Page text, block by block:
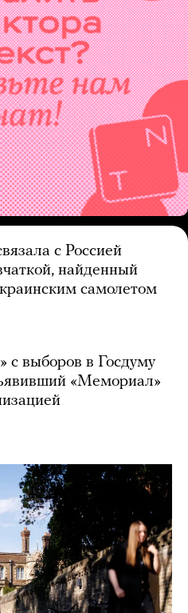
с Россией
найденный
самолетом
с выборов в Госдуму
«Мемориал»